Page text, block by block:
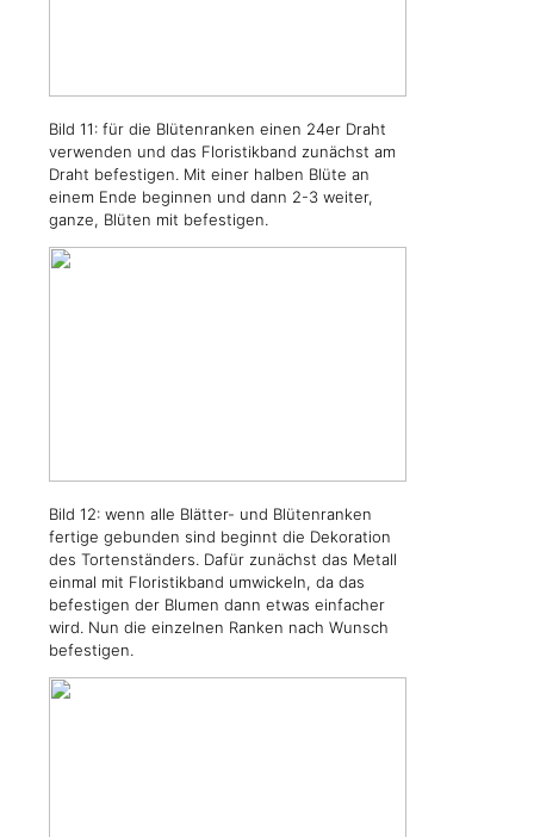
Bild 11: für die Blütenranken einen 24er Draht
verwenden und das Floristikband zunächst am
Draht befestigen. Mit einer halben Blüte an
einem Ende beginnen und dann 2-3 weiter,
ganze, Blüten mit befestigen.
Bild 12: wenn alle Blätter- und Blütenranken
fertige gebunden sind beginnt die Dekoration
des Tortenständers. Dafür zunächst das Metall
einmal mit Floristikband umwickeln, da das
befestigen der Blumen dann etwas einfacher
wird. Nun die einzelnen Ranken nach Wunsch
befestigen.